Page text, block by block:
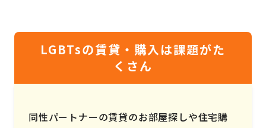
LGBTsの賃貸・購入は課題がた
くさん
同性パートナーの賃貸のお部屋探しや住宅購